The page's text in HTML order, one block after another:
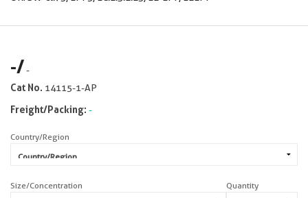
-/-
Cat No. 14115-1-AP
Freight/Packing: -
Country/Region
Size/Concentration Quantity